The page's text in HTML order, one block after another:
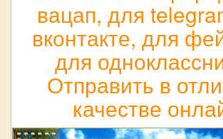
вацап, для
вконтакте, для
для
Отправить в
качестве